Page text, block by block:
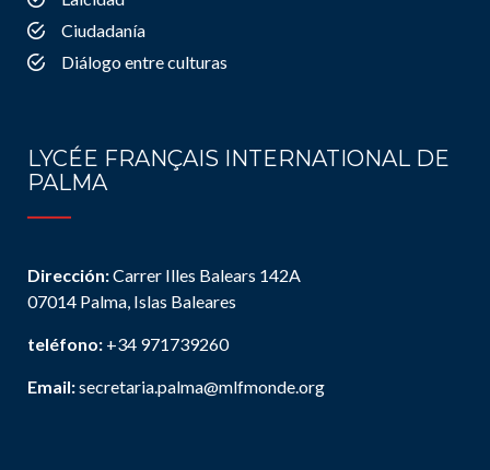
Ciudadanía
Diálogo entre culturas
LYCÉE FRANÇAIS INTERNATIONAL DE
PALMA
Dirección:Carrer Illes Balears 142A
07014 Palma, Islas Baleares
teléfono: +34 971739260
Email:secretaria.palma@mlfmonde.org